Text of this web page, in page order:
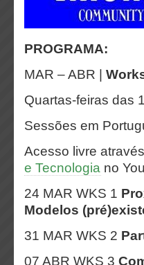
PROGRAMA:
MAR – ABR |
Quartas-feiras das
Sessões em
Acesso livre
e Tecnologia no
24 MAR WKS 1
Modelos
31 MAR WKS 2
07 ABR WKS 3